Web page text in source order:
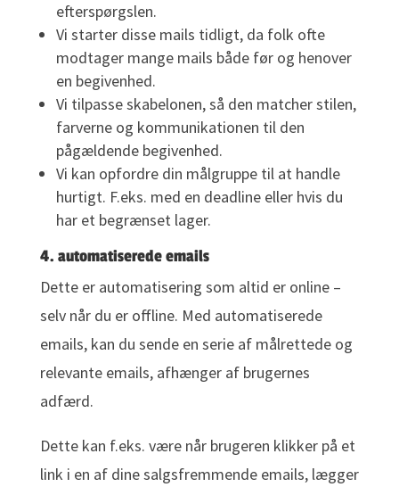
efterspørgslen.
Vi starter disse mails tidligt, da folk ofte
modtager mange mails både før og henover
en begivenhed.
Vi tilpasse skabelonen, så den matcher stilen,
farverne og kommunikationen til den
pågældende begivenhed.
Vi kan opfordre din målgruppe til at handle
hurtigt. F.eks. med en deadline eller hvis du
har et begrænset lager.
4. automatiserede emails
Dette er automatisering som altid er online –
selv når du er offline. Med automatiserede
emails, kan du sende en serie af målrettede og
relevante emails, afhænger af brugernes
adfærd.
Dette kan f.eks. være når brugeren klikker på et
link i en af dine salgsfremmende emails, lægger